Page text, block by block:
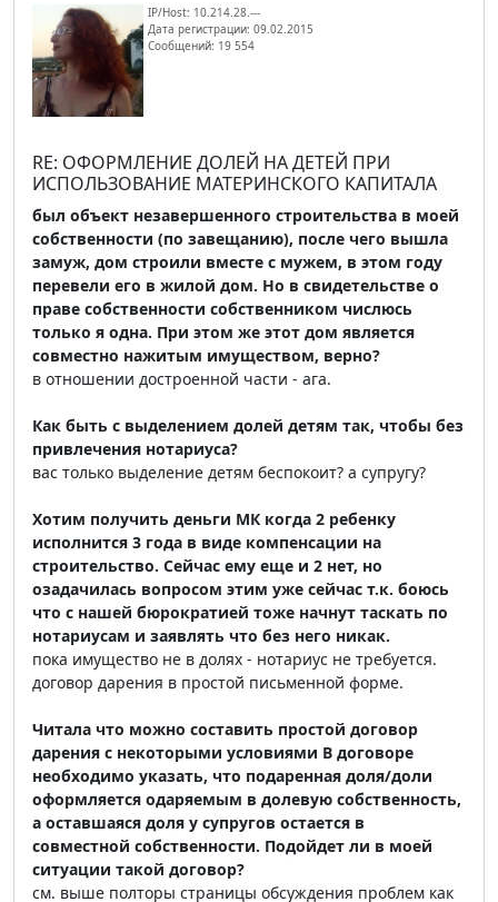
IP/Host: 10.214.28.---
Дата регистрации: 09.02.2015
Сообщений: 19 554
RE: ОФОРМЛЕНИЕ ДОЛЕЙ НА ДЕТЕЙ ПРИ
ИСПОЛЬЗОВАНИЕ МАТЕРИНСКОГО КАПИТАЛА
был объект незавершенного строительства в моей
собственности (по завещанию), после чего вышла
замуж, дом строили вместе с мужем, в этом году
перевели его в жилой дом. Но в свидетельстве о
праве собственности собственником числюсь
только я одна. При этом же этот дом является
совместно нажитым имуществом, верно?
в отношении достроенной части - ага.
Как быть с выделением долей детям так, чтобы без
привлечения нотариуса?
вас только выделение детям беспокоит? а супругу?
Хотим получить деньги МК когда 2 ребенку
исполнится 3 года в виде компенсации на
строительство. Сейчас ему еще и 2 нет, но
озадачилась вопросом этим уже сейчас т.к. боюсь
что с нашей бюрократией тоже начнут таскать по
нотариусам и заявлять что без него никак.
пока имущество не в долях - нотариус не требуется.
договор дарения в простой письменной форме.
Читала что можно составить простой договор
дарения с некоторыми условиями В договоре
необходимо указать, что подаренная доля/доли
оформляется одаряемым в долевую собственность,
а оставшаяся доля у супругов остается в
совместной собственности. Подойдет ли в моей
ситуации такой договор?
см. выше полторы страницы обсуждения проблем как